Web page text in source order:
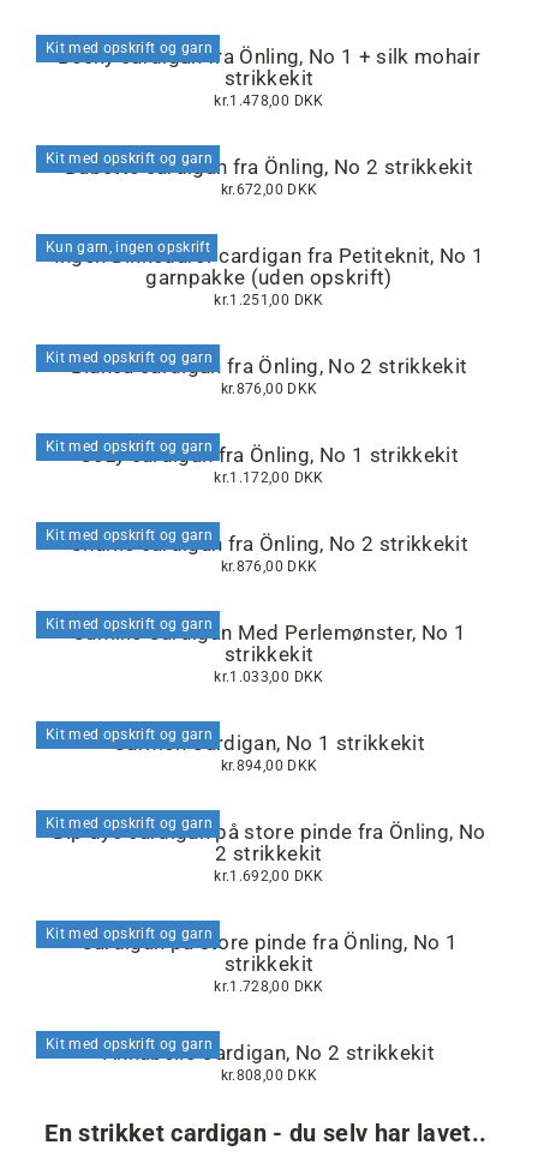
Kit med opskrift og garn
Becky cardigan fra Önling, No 1 + silk mohair
strikkekit
kr.1.478,00 DKK
Kit med opskrift og garn
Babette cardigan fra Önling, No 2 strikkekit
kr.672,00 DKK
Kun garn, ingen opskrift
Ingen Dikkedarer cardigan fra Petiteknit, No 1
garnpakke (uden opskrift)
kr.1.251,00 DKK
Kit med opskrift og garn
Bianca cardigan fra Önling, No 2 strikkekit
kr.876,00 DKK
Kit med opskrift og garn
Cozy cardigan fra Önling, No 1 strikkekit
kr.1.172,00 DKK
Kit med opskrift og garn
Charlie cardigan fra Önling, No 2 strikkekit
kr.876,00 DKK
Kit med opskrift og garn
Camille Cardigan Med Perlemønster, No 1
strikkekit
kr.1.033,00 DKK
Kit med opskrift og garn
Carmen Cardigan, No 1 strikkekit
kr.894,00 DKK
Kit med opskrift og garn
Dip dye cardigan på store pinde fra Önling, No
2 strikkekit
kr.1.692,00 DKK
Kit med opskrift og garn
Cardigan på store pinde fra Önling, No 1
strikkekit
kr.1.728,00 DKK
Kit med opskrift og garn
Annabelle Cardigan, No 2 strikkekit
kr.808,00 DKK
En strikket cardigan - du selv har lavet..